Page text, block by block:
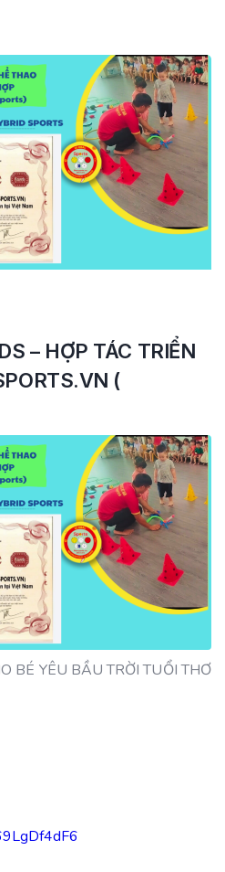
– HỢP TÁC TRIỂN
(
BÉ YÊU BẦU TRỜI TUỔI THƠ